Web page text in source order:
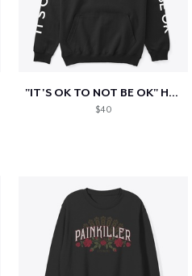
"IT'S OK TO NOT BE OK" Hoodie (BP LOGO)
$40